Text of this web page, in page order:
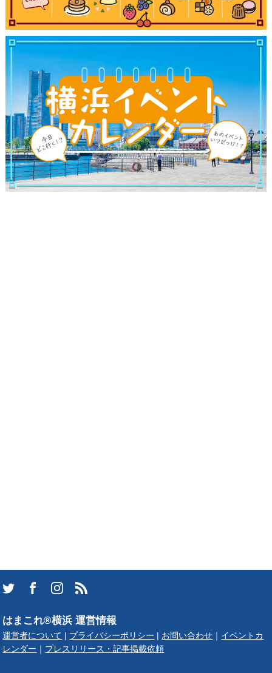
はまこれ®横浜 運営情報
運営者について プライバシーポリシー お問い合わせ
イベントカ
レンダー
プレスリリース・記事掲載依頼